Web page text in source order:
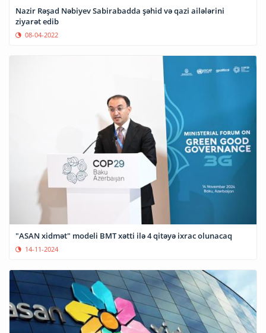
Nazir Rəşad Nəbiyev Sabirabadda şəhid və qazi ailələrini
ziyarət edib
08-04-2022
"ASAN xidmət" modeli BMT xətti ilə 4 qitəyə ixrac olunacaq
14-11-2024